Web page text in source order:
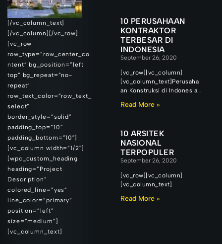
10 PERUSAHAAN
KONTRAKTOR
TERBESAR DI
INDONESIA
September 26, 2020
[vc_row][vc_column]
[vc_column_text]Perusaha
an Konstruksi di Indonesia
pembangunan infrastruktur
perusahaan konstruksi di
Indonesia.
Read More »
10 ARSITEK
NASIONAL
TERPOPULER
September 26, 2020
[vc_row][vc_column]
[vc_column_text]
Read More »
[/vc_column_text]
[/vc_column][/vc_row]
[vc_row
row_type=”row_center_co
ntent” bg_position=”left
top” bg_repeat=”no-
repeat”
row_text_color=”row_text_
select”
border_style=”solid”
padding_top=”10″
padding_bottom=”10″]
[vc_column width=”1/2″]
[wpc_custom_heading
heading=”Project
Description”
colored_line=”yes”
line_color=”primary”
position=”left”
size=”medium”]
[vc_column_text]